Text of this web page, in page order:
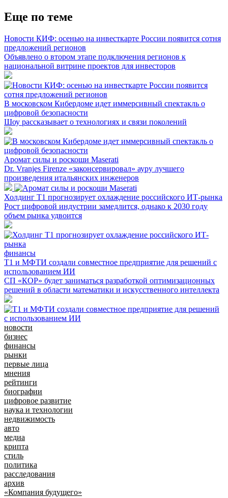
Еще по теме
Новости КИФ: осенью на инвесткарте России появится сотня
предложений регионов
Объявлено о втором этапе подключения регионов к
национальной витрине проектов для инвесторов
В московском Кибердоме идет иммерсивный спектакль о
цифровой безопасности
Шоу рассказывает о технологиях и связи поколений
Аромат силы и роскоши Maserati
Dr. Vranjes Firenze «законсервировал» ауру лучшего
произведения итальянских инженеров
Холдинг Т1 прогнозирует охлаждение российского ИТ-рынка
Рост цифровой индустрии замедлится, однако к 2030 году
объем рынка удвоится
финансы
Т1 и МФТИ создали совместное предприятие для решений с
использованием ИИ
СП «КОР» будет заниматься разработкой оптимизационных
решений в области математики и искусственного интеллекта
новости
бизнес
финансы
рынки
первые лица
мнения
рейтинги
биографии
цифровое развитие
наука и технологии
недвижимость
авто
медиа
крипта
стиль
политика
расследования
архив
«Компания будущего»